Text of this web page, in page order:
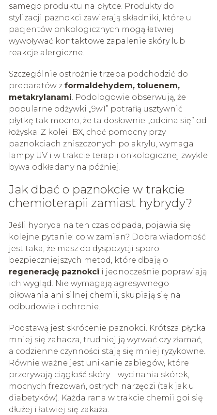
samego produktu na płytce. Produkty do
stylizacji paznokci zawierają składniki, które u
pacjentów onkologicznych mogą łatwiej
wywoływać kontaktowe zapalenie skóry lub
reakcje alergiczne.
Szczególnie ostrożnie trzeba podchodzić do
preparatów z formaldehydem, toluenem,
metakrylanami. Podologowie obserwują, że
popularne odżywki „9w1” potrafią usztywnić
płytkę tak mocno, że ta dosłownie „odcina się” od
łożyska. Z kolei IBX, choć pomocny przy
paznokciach zniszczonych po akrylu, wymaga
lampy UV i w trakcie terapii onkologicznej zwykle
bywa odkładany na później.
Jak dbać o paznokcie w trakcie
chemioterapii zamiast hybrydy?
Jeśli hybryda na ten czas odpada, pojawia się
kolejne pytanie: co w zamian? Dobra wiadomość
jest taka, że masz do dyspozycji sporo
bezpieczniejszych metod, które dbają o
regenerację paznokci i jednocześnie poprawiają
ich wygląd. Nie wymagają agresywnego
piłowania ani silnej chemii, skupiają się na
odbudowie i ochronie.
Podstawą jest skrócenie paznokci. Krótsza płytka
mniej się zahacza, trudniej ją wyrwać czy złamać,
a codzienne czynności stają się mniej ryzykowne.
Równie ważne jest unikanie zabiegów, które
przerywają ciągłość skóry – wycinania skórek,
mocnych frezowań, ostrych narzędzi (tak jak u
diabetyków). Każda rana w trakcie chemii goi się
dłużej i łatwiej się zakaża.